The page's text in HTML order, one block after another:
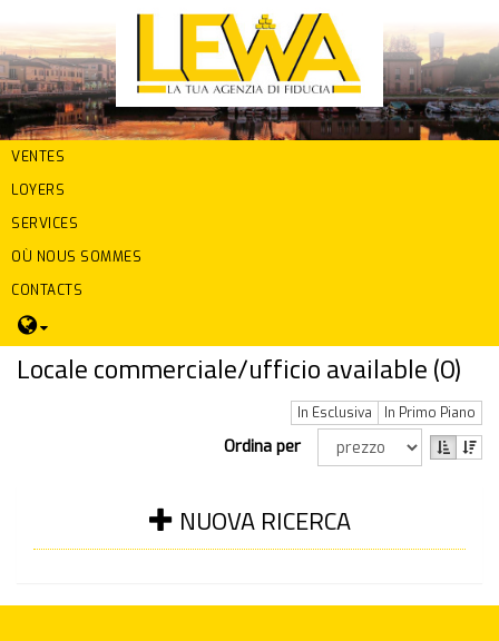
VENTES
LOYERS
SERVICES
OÙ NOUS SOMMES
CONTACTS
Locale commerciale/ufficio available (0)
In Esclusiva In Primo Piano
Ordina per
NUOVA RICERCA